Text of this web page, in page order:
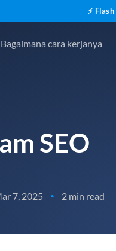
⚡
Bagaimana cara kerjanya
SEO
7, 2025 • 2 min read